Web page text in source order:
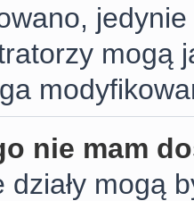
mogą
nie mam
działy mogą